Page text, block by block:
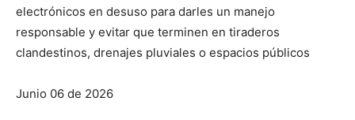
electrónicos en desuso para darles un manejo
responsable y evitar que terminen en tiraderos
clandestinos, drenajes pluviales o espacios públicos
Junio 06 de 2026